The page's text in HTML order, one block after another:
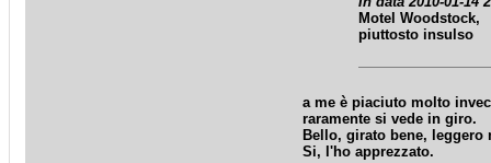
Motel Woodstock,
piuttosto insulso
a me è piaciuto molto
raramente si vede in giro.
Bello, girato bene, leggero
Si, l'ho apprezzato.